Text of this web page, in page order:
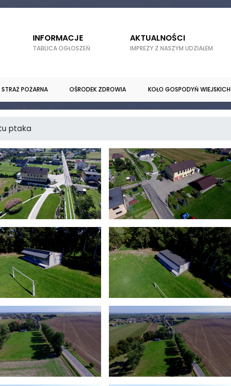
INFORMACJE
TABLICA OGŁOSZEŃ
AKTUALNOŚCI
IMPREZY Z NASZYM UDZIAŁEM
STRAŻ POŻARNA OŚRODEK ZDROWIA KOŁO GOSPODYŃ WIEJSKICH
ptaka